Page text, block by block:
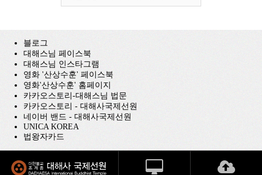
블로그
대해스님 페이스북
대해스님 인스타그램
영화 '산상수훈' 페이스북
영화'산상수훈' 홈페이지
카카오스토리-대해스님 법문
카카오스토리 - 대해사국제선원
네이버 밴드 - 대해사국제선원
UNICA KOREA
법왕자카드